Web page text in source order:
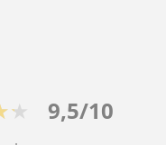
9,5/10